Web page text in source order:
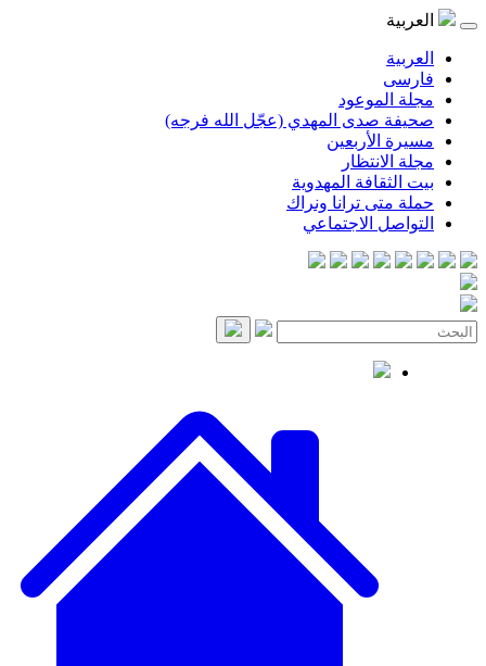
المهدي (عجّل الله فرجه)
المهدوية
ترانا ونراك
الاجتماعي